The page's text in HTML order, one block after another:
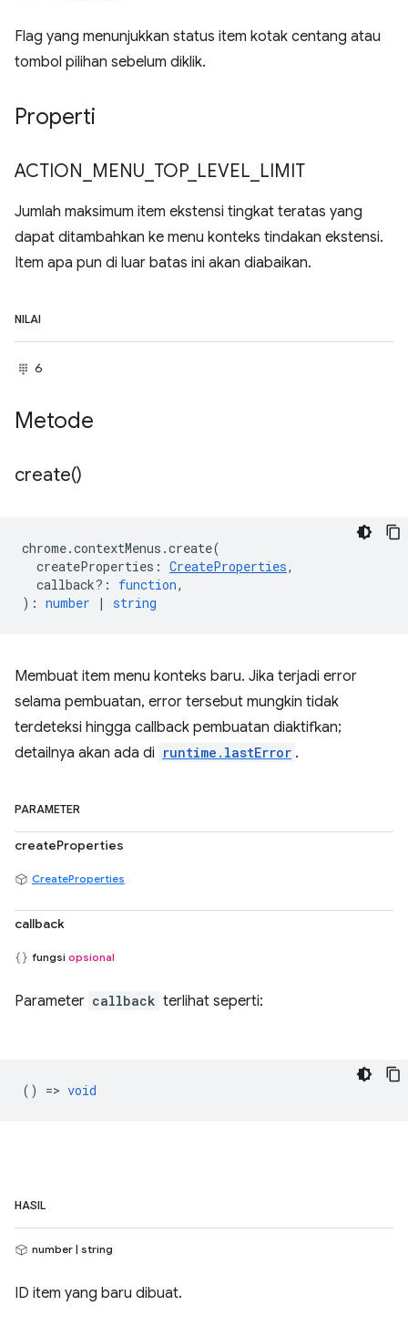
Flag yang menunjukkan status item kotak centang atau
tombol pilihan sebelum diklik.
Properti
ACTION MENU TOP_ LEVEL LIMIT
Jumlah maksimum item ekstensi tingkat teratas yang
dapat ditambahkan ke menu konteks tindakan ekstensi.
Item apa pun di luar batas ini akan diabaikan.
NILAI
6
Metode
create()
chrome.contextMenus .create(
createProperties : CreateProperties,
callback? : function,
) : number | string
Membuat item menu konteks baru. Jika terjadi error
selama pembuatan, error tersebut mungkin tidak
terdeteksi hingga callback pembuatan diaktifkan;
detailnya akan ada di runtime.lastError .
PARAMETER
createProperties
CreateProperties
callback
fungsi opsional
Parameter callback terlihat seperti:
() => void
HASIL
number | string
ID item yang baru dibuat.